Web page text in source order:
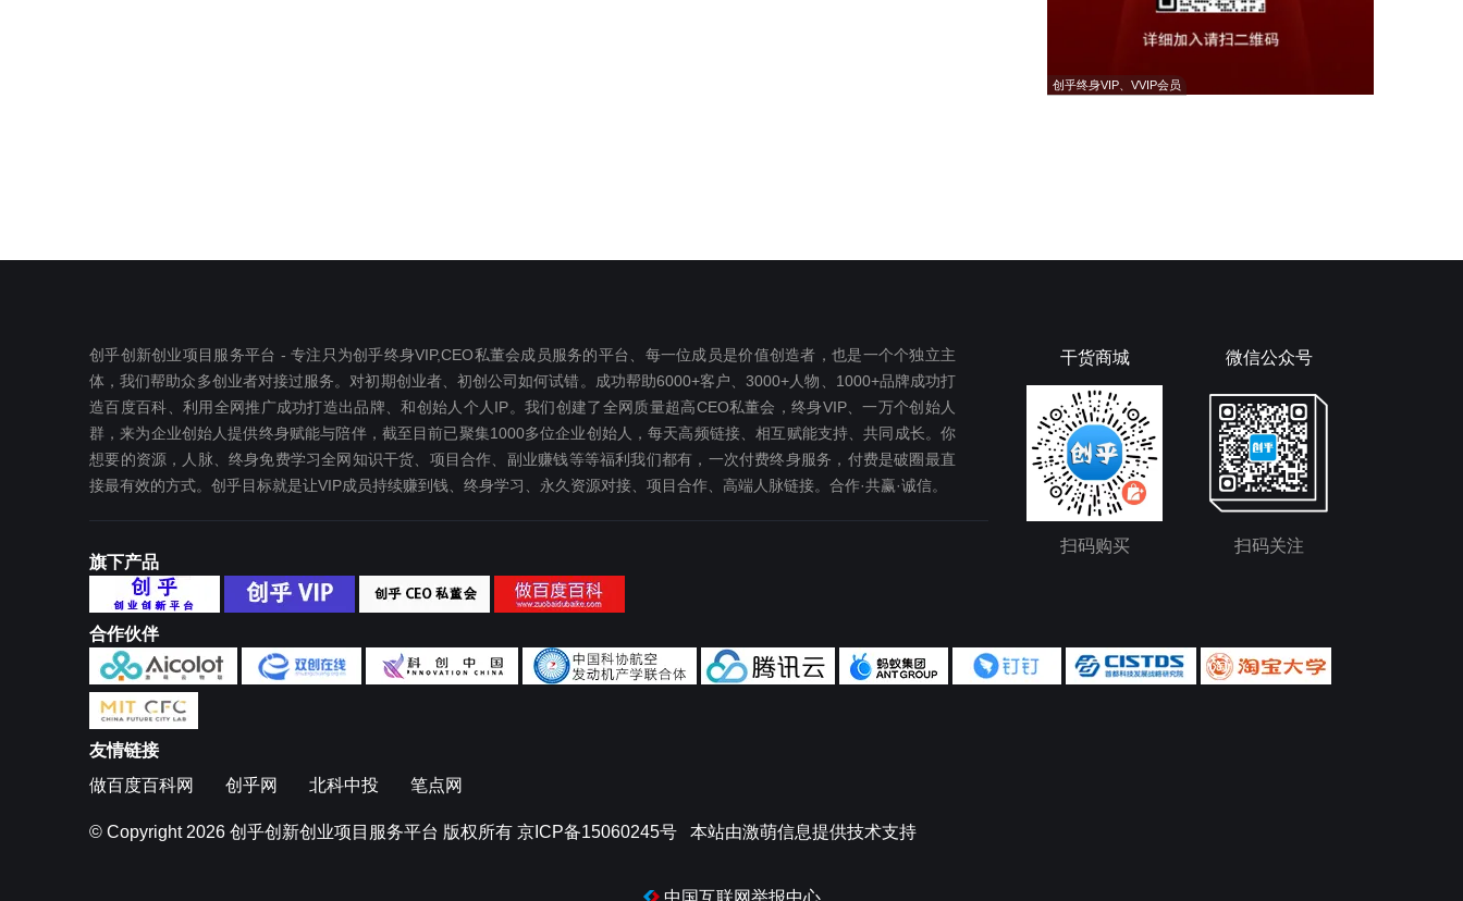
创乎终身VIP、VVIP会员
创乎创新创业项目服务平台 - 专注只为创乎终身VIP,CEO私董会成员服务的平台、每一位成员是价值创造者，也是一个个独立主
体，我们帮助众多创业者对接过服务。对初期创业者、初创公司如何试错。成功帮助6000+客户、3000+人物、1000+品牌成功打
造百度百科、利用全网推广成功打造出品牌、和创始人个人IP。我们创建了全网质量超高CEO私董会，终身VIP、一万个创始人
群，来为企业创始人提供终身赋能与陪伴，截至目前已聚集1000多位企业创始人，每天高频链接、相互赋能支持、共同成长。你
想要‬的资源，人脉、终身免费学习全网知识干货、项目合作、副业赚钱等等福利我们都‬有，一次付费终‬身服务，付费是破圈最‬直
接最有效‬的方式。创乎目标就是让VIP成员持续赚到钱、终身学习、永久资源对接、项目合作、高端人脉链接。合作·共赢·诚信。
旗下产品
干货商城
扫码购买
微信公众号
扫码关注
合作伙伴
友情链接
做百度百科网
创乎网 北科中投 笔点网
© Copyright 2026 创乎创新创业项目服务平台 版权所有 京ICP备15060245号 本站由激萌信息提供技术支持